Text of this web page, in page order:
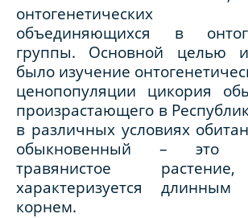
онтогенетических
объединяющихся в
группы. Основной целью
было изучение
ценопопуляции цикория
произрастающего в
в различных условиях
обыкновенный – это
травянистое
характеризуется длинным
корнем.